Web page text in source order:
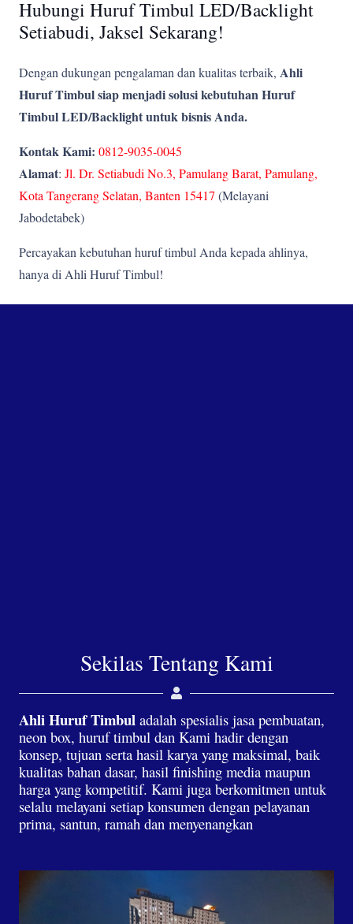
Hubungi Huruf Timbul LED/Backlight
Setiabudi, Jaksel Sekarang!
Dengan dukungan pengalaman dan kualitas terbaik, Ahli
Huruf Timbul siap menjadi solusi kebutuhan Huruf
Timbul LED/Backlight untuk bisnis Anda.
Kontak Kami: 0812-9035-0045
Alamat: Jl. Dr. Setiabudi No.3, Pamulang Barat, Pamulang,
Kota Tangerang Selatan, Banten 15417 (Melayani
Jabodetabek)
Percayakan kebutuhan huruf timbul Anda kepada ahlinya,
hanya di Ahli Huruf Timbul!
Sekilas Tentang Kami
Ahli Huruf Timbul adalah spesialis jasa pembuatan,
neon box, huruf timbul dan Kami hadir dengan
konsep, tujuan serta hasil karya yang maksimal, baik
kualitas bahan dasar, hasil finishing media maupun
harga yang kompetitif. Kami juga berkomitmen untuk
selalu melayani setiap konsumen dengan pelayanan
prima, santun, ramah dan menyenangkan